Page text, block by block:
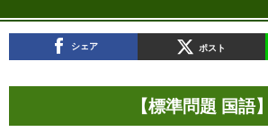
シェア ポスト
【標準問題 国語】